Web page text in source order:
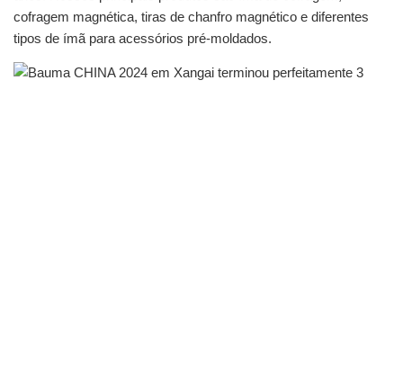
cofragem magnética, tiras de chanfro magnético e diferentes
tipos de ímã para acessórios pré-moldados.